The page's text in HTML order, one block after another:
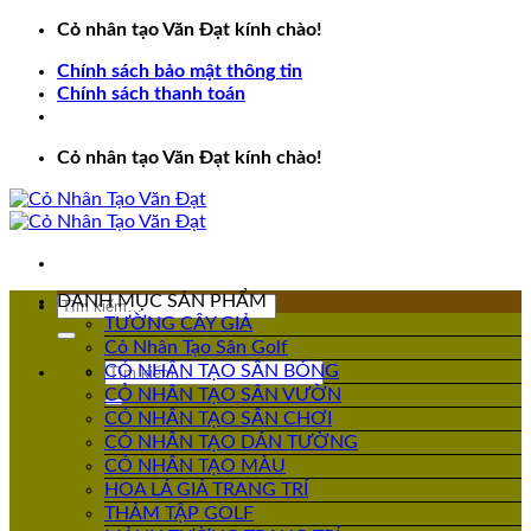
dung
Cỏ nhân tạo Văn Đạt kính chào!
Chính sách bảo mật thông tin
Chính sách thanh toán
Cỏ nhân tạo Văn Đạt kính chào!
Tìm
kiếm:
Tìm
kiếm:
DANH MỤC SẢN PHẨM
TƯỜNG CÂY GIẢ
Cỏ Nhân Tạo Sân Golf
CỎ NHÂN TẠO SÂN BÓNG
CỎ NHÂN TẠO SÂN VƯỜN
CỎ NHÂN TẠO SÂN CHƠI
CỎ NHÂN TẠO DÁN TƯỜNG
CỎ NHÂN TẠO MÀU
HOA LÁ GIẢ TRANG TRÍ
THẢM TẬP GOLF